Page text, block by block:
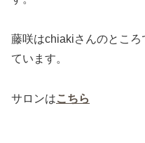
藤咲はchiakiさんのところ
ています。
サロンはこちら